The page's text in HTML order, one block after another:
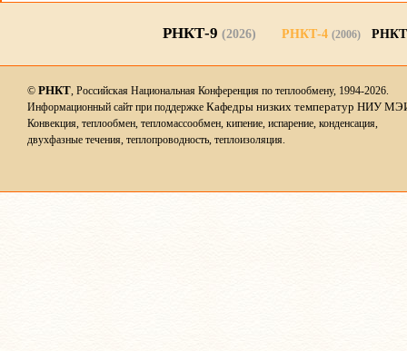
РНКТ-9 (2026) РНКТ-4 (2006)
© РНКТ, Российская Национальная Конференция по теплообмену, 1994-2026.
Информационный сайт при поддержке Кафедры низких температур НИУ
Конвекция, теплообмен, тепломассообмен, кипение, испарение, конденсация,
двухфазные течения, теплопроводность, теплоизоляция.